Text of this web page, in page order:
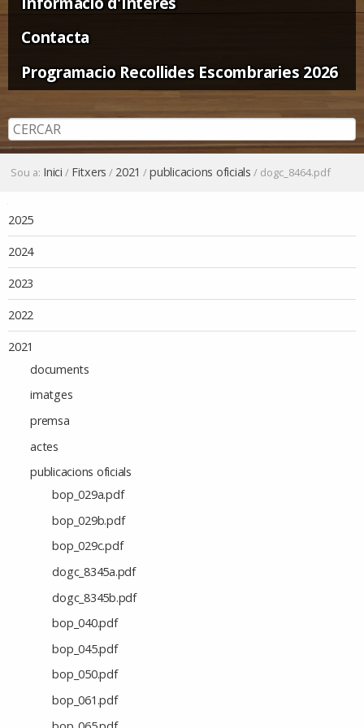
Contacta
Programacio Recollides Escombraries 2026
Sou a: Inici / Fitxers / 2021 /publicacions oficials / dogc_8464.pdf
2025
2024
2023
2022
2021
documents
imatges
premsa
actes
publicacions oficials
bop_029a.pdf
bop_029b.pdf
bop_029c.pdf
dogc_8345a.pdf
dogc_8345b.pdf
bop_040.pdf
bop_045.pdf
bop_050.pdf
bop_061.pdf